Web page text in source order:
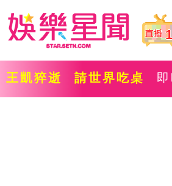
1
王凱猝逝 請世界吃桌